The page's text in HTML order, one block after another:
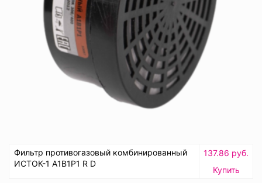
Фильтр противогазовый комбинированный
ИСТОК-1 А1В1Р1 R D
137.86 руб.
Купить